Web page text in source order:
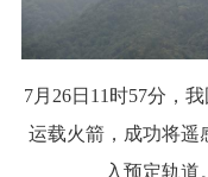
7月26日11时57分，
运载火箭，成功将遥
入预定轨道